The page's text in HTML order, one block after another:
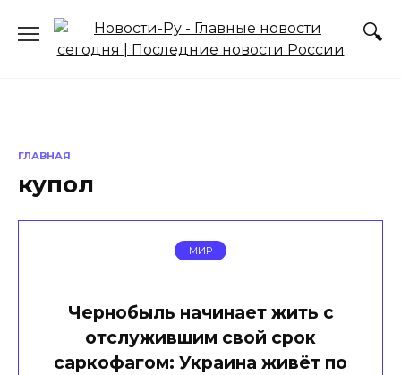
содержанию
ГЛАВНАЯ
купол
МИР
Чернобыль начинает жить с
отслужившим свой срок
саркофагом: Украина живёт по